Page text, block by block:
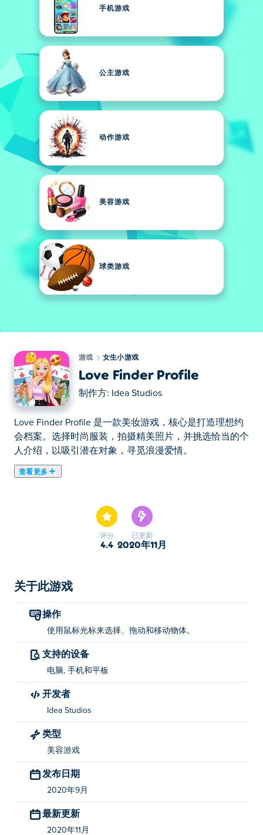
手机游戏
公主游戏
动作游戏
美容游戏
球类游戏
游戏 女生小游戏
Love Finder Profile
制作方: Idea Studios
Love Finder Profile 是一款美妆游戏，核心是打造理想约
会档案。选择时尚服装，拍摄精美照片，并挑选恰当的个
人介绍，以吸引潜在对象，寻觅浪漫爱情。
查看更多
评分
4.4
已更新
2020年11月
关于此游戏
操作
使用鼠标光标来选择、拖动和移动物体。
支持的设备
电脑, 手机和平板
开发者
Idea Studios
类型
美容游戏
发布日期
2020年9月
最新更新
2020年11月